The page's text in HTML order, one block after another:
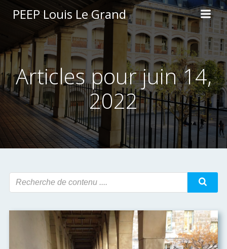
Aller
au
contenu
PEEP Louis Le Grand
Articles pour juin 14,
2022